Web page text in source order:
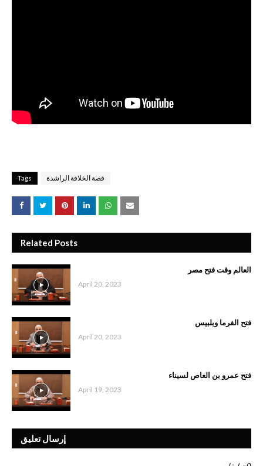
Tags قصة الخلافة الراشدة
Related Posts
العالم وقت فتح مصر
April 20, 2023
فتح الفرما وبلبيس
April 20, 2023
فتح عمرو بن العاص لسيناء
April 19, 2023
إرسال تعليق